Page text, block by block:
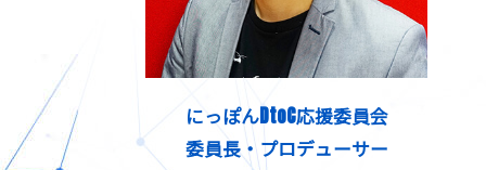
にっぽんDtoC応援委員会
委員長・プロデューサー